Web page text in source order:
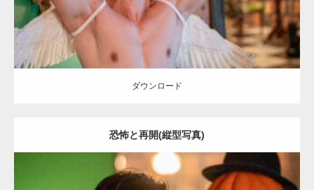
ダウンロード
恐怖と再開(縦型写真)